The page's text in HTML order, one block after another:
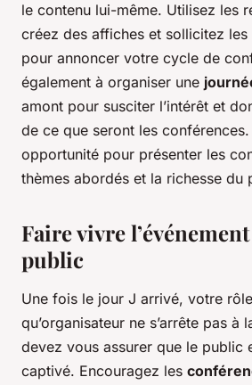
le contenu lui-même. Utilisez les
créez des affiches et sollicitez les
pour annoncer votre cycle de
également à organiser une
amont pour susciter l’intérêt et
de ce que seront les
opportunité pour présenter les
thèmes abordés et la richesse du
Faire vivre
public
Une fois le jour J arrivé, votre
qu’organisateur ne s’arrête pas à
devez vous assurer que le public
captivé. Encouragez les